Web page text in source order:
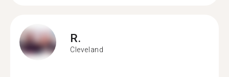
R.
Cleveland